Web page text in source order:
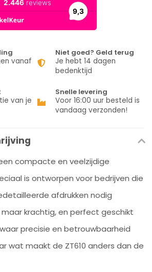
vanaf
Niet goed? Geld terug
Je hebt 14 dagen
bedenktijd
van je
Snelle levering
Voor 16:00 uur besteld is
vandaag verzonden!
compacte en veelzijdige
is ontworpen voor bedrijven die
afdrukken nodig
maar krachtig, en perfect geschikt
precisie en betrouwbaarheid
wat maakt de ZT610 anders dan de